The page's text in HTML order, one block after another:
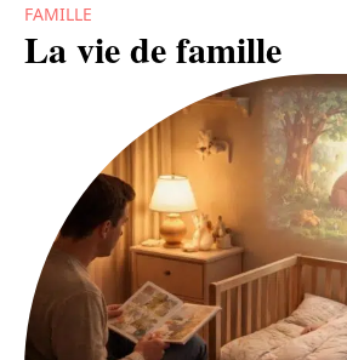
FAMILLE
La vie de famille